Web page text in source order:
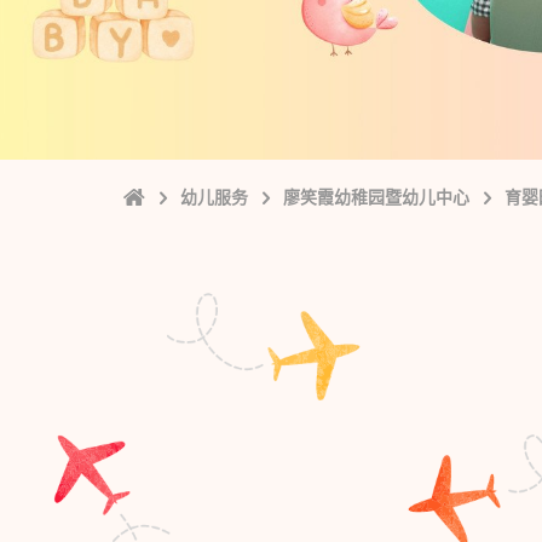
Home幼儿服务 廖笑霞幼稚园暨幼儿中心 育